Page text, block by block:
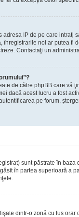
IP de pe care intraţi
noi ar putea fi
Contactaţi un
de către phpBB care vă
dacă acest lucru a fost
pe forum,
sunt păstrate în baza
în partea superioară a
dintr-o zonă cu fus orar